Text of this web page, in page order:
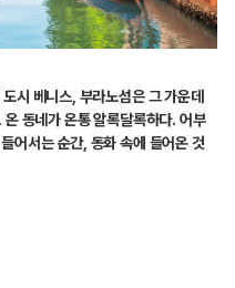
시 베니스, 부라노섬은 그 가운데
동네가 온통 알록달록하다. 어부
어서는 순간, 동화 속에 들어온 것